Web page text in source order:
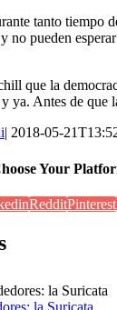
tanto tiempo
no pueden
que la
ya. Antes de que
| 2018-05-
Your
RedditPinterest
la Suricata